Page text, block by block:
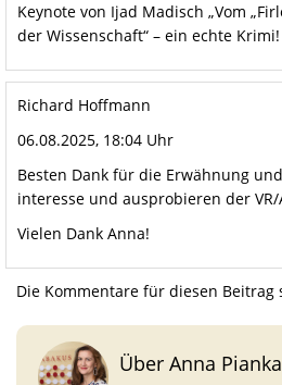
Keynote von Ijad Madisch „Vom
der Wissenschaft“ – ein echte
Richard Hoffmann
06.08.2025, 18:04 Uhr
Besten Dank für die Erwähnung
interesse und ausprobieren der VR/
Vielen Dank Anna!
Die Kommentare für diesen Beitrag
Über Anna Pianka